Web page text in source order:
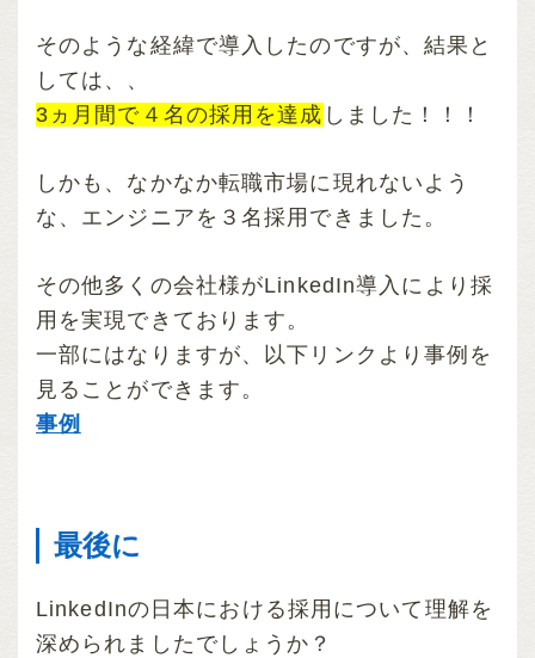
そのような経緯で導入したのですが、結果と
しては、、
3ヵ月間で４名の採用を達成 しました！！！
しかも、なかなか転職市場に現れないよう
な、エンジニアを３名採用できました。
その他多くの会社様がLinkedIn導入により採
用を実現できております。
一部にはなりますが、以下リンクより事例を
見ることができます。
事例
最後に
LinkedInの日本における採用について理解を
深められましたでしょうか？